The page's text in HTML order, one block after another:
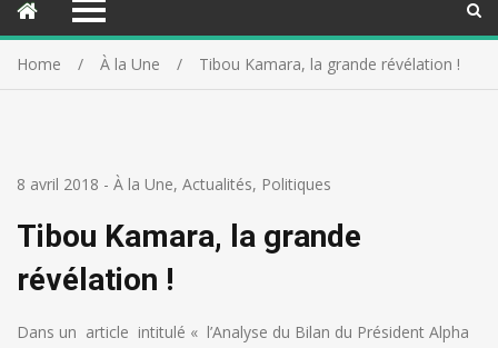
Home À la Une Tibou Kamara, la grande révélation !
8 avril 2018 - À la Une, Actualités, Politiques
Tibou Kamara, la grande
révélation !
Dans un article intitulé « l’Analyse du Bilan du Président Alpha